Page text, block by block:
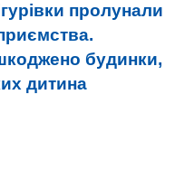
пролунали
будинки,
дитина